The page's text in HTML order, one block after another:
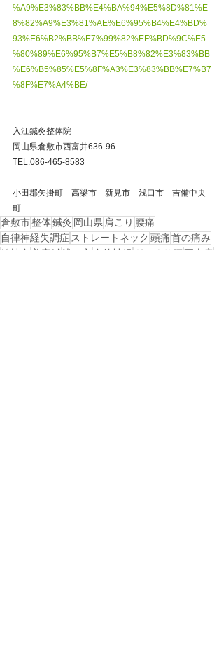
%A9%E3%83%BB%E4%BA%94%E5%8D%81%E
8%82%A9%E3%81%AE%E6%95%B4%E4%BD%
93%E6%B2%BB%E7%99%82%EF%BD%9C%E5
%80%89%E6%95%B7%E5%B8%82%E3%83%BB
%E6%B5%85%E5%8F%A3%E3%83%BB%E7%B7
%8F%E7%A4%BE/
入江鍼灸整体院
岡山県倉敷市西富井636-96
TEL.086-465-8583
小田郡矢掛町　高梁市　新見市　浅口市　吉備中央
町
倉敷市整体鍼灸 岡山県 肩こり 腰痛
自律神経失調症 ストレートネック 頭痛首の痛み
総社市美容鍼 浅口市 自律神経 ぎっくり腰 五十肩